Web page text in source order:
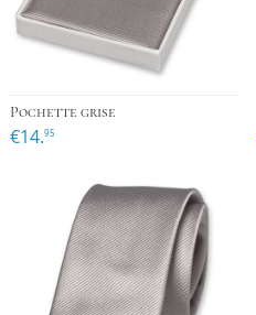
Pochette grise
€14.95